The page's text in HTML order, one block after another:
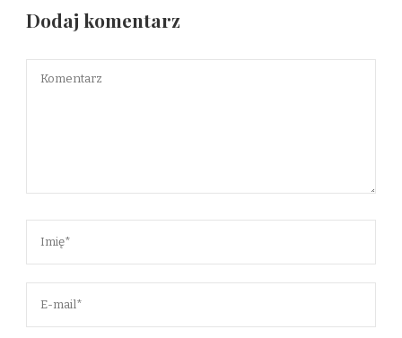
Dodaj komentarz